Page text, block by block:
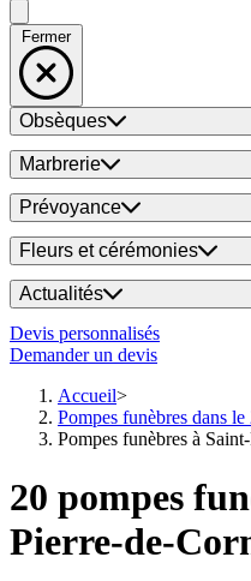
Fermer
Obsèques
Marbrerie
Prévoyance
Fleurs et cérémonies
Actualités
Devis personnalisés
Demander un devis
Accueil
Pompes funèbres dans le
Pompes funèbres à
20 pompes
Pierre-de-